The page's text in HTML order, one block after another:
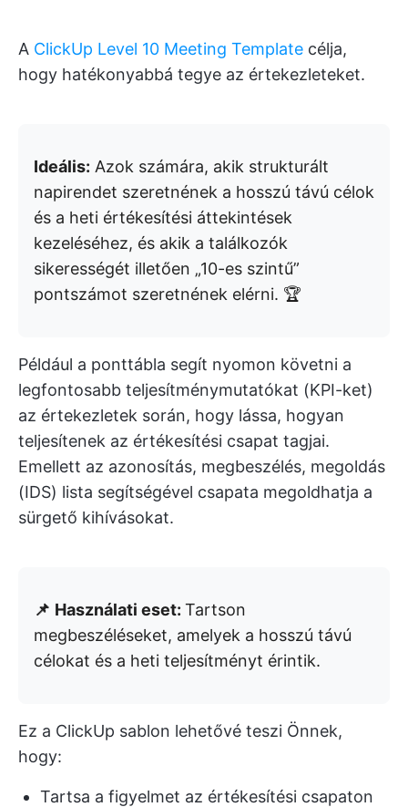
A ClickUp Level 10 Meeting Template célja,
hogy hatékonyabbá tegye az értekezleteket.
Ideális: Azok számára, akik strukturált
napirendet szeretnének a hosszú távú célok
és a heti értékesítési áttekintések
kezeléséhez, és akik a találkozók
sikerességét illetően „10-es szintű”
pontszámot szeretnének elérni. 🏆
Például a ponttábla segít nyomon követni a
legfontosabb teljesítménymutatókat (KPI-ket)
az értekezletek során, hogy lássa, hogyan
teljesítenek az értékesítési csapat tagjai.
Emellett az azonosítás, megbeszélés, megoldás
(IDS) lista segítségével csapata megoldhatja a
sürgető kihívásokat.
📌 Használati eset: Tartson
megbeszéléseket, amelyek a hosszú távú
célokat és a heti teljesítményt érintik.
Ez a ClickUp sablon lehetővé teszi Önnek,
hogy:
Tartsa a figyelmet az értékesítési csapaton